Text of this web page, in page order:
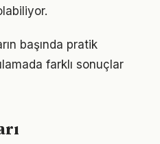
başında pratik
farklı sonuçlar